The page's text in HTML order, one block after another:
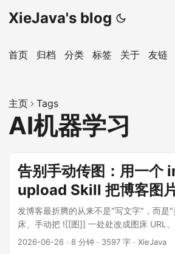
XieJava's blog
首页 归档 分类 标签 关于 友链
主页 Tags
AI机器学习
告别手动传图：用一个
upload Skill 把博客图
发博客最折腾的从来不是"写文字"，而
床、手动把 ![[图]] 一处处改成图床 URL
就在图床堆出一堆重复文件。这篇文章记
2026-06-26 · 8 分钟 · 3597 字 · XieJava